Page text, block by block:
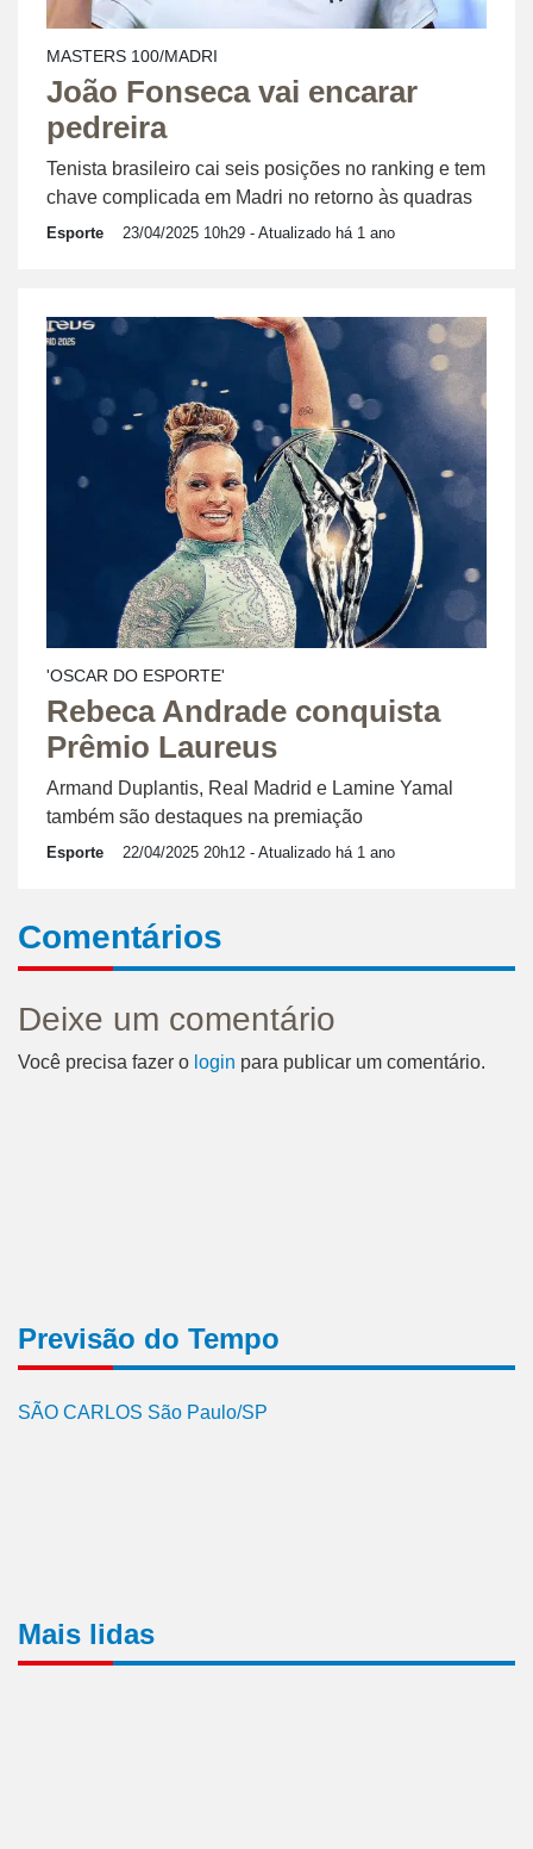
MASTERS 100/MADRI
João Fonseca vai encarar
pedreira
Tenista brasileiro cai seis posições no ranking e tem
chave complicada em Madri no retorno às quadras
Esporte 23/04/2025 10h29 - Atualizado há 1 ano
'OSCAR DO ESPORTE'
Rebeca Andrade conquista
Prêmio Laureus
Armand Duplantis, Real Madrid e Lamine Yamal
também são destaques na premiação
Esporte 22/04/2025 20h12 - Atualizado há 1 ano
Comentários
Deixe um comentário
Você precisa fazer o login para publicar um comentário.
Previsão do Tempo
SÃO CARLOS São Paulo/SP
Mais lidas